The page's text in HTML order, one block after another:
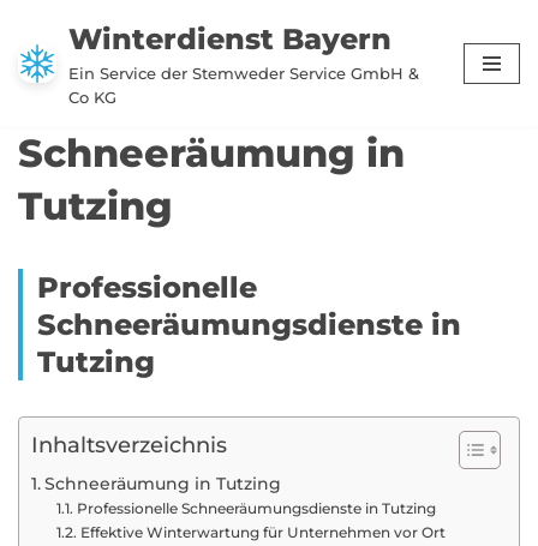
Zum
Inhalt
Winterdienst Bayern
Ein Service der Stemweder Service GmbH &
Co KG
Schneeräumung in
Tutzing
Professionelle
Schneeräumungsdienste in
Tutzing
Inhaltsverzeichnis
Schneeräumung in Tutzing
Professionelle Schneeräumungsdienste in Tutzing
Effektive Winterwartung für Unternehmen vor Ort